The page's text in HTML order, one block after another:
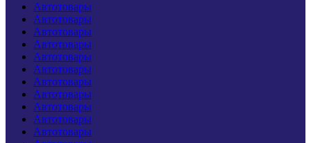
Автотовары
Автотовары
Автотовары
Автотовары
Автотовары
Автотовары
Автотовары
Автотовары
Автотовары
Автотовары
Автотовары